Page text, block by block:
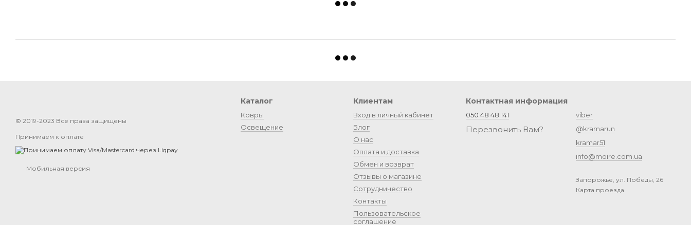
© 2019-2023 Все права защищены
Принимаем к оплате
Мобильная версия
Каталог
Ковры
Освещение
Клиентам
Вход в личный кабинет
Блог
О нас
Оплата и доставка
Обмен и возврат
Отзывы о магазине
Сотрудничество
Контакты
Пользовательское
соглашение
Контактная информация
050 48 48 141
Перезвонить Вам?
viber
@kramarun
kramar51
info@moire.com.ua
Запорожье, ул. Победы, 26
Карта проезда